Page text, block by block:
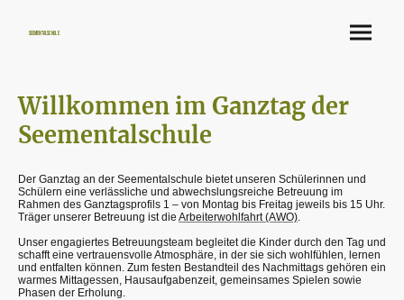
Seementalschule
Willkommen im Ganztag der
Seementalschule
Der Ganztag an der Seementalschule bietet unseren Schülerinnen und
Schülern eine verlässliche und abwechslungsreiche Betreuung im
Rahmen des Ganztagsprofils 1 – von Montag bis Freitag jeweils bis 15 Uhr.
Träger unserer Betreuung ist die Arbeiterwohlfahrt (AWO).
Unser engagiertes Betreuungsteam begleitet die Kinder durch den Tag und
schafft eine vertrauensvolle Atmosphäre, in der sie sich wohlfühlen, lernen
und entfalten können. Zum festen Bestandteil des Nachmittags gehören ein
warmes Mittagessen, Hausaufgabenzeit, gemeinsames Spielen sowie
Phasen der Erholung.